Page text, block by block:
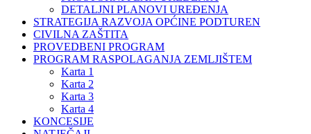
DETALJNI PLANOVI UREĐENJA
STRATEGIJA RAZVOJA OPĆINE PODTUREN
CIVILNA ZAŠTITA
PROVEDBENI PROGRAM
PROGRAM RASPOLAGANJA ZEMLJIŠTEM
Karta 1
Karta 2
Karta 3
Karta 4
KONCESIJE